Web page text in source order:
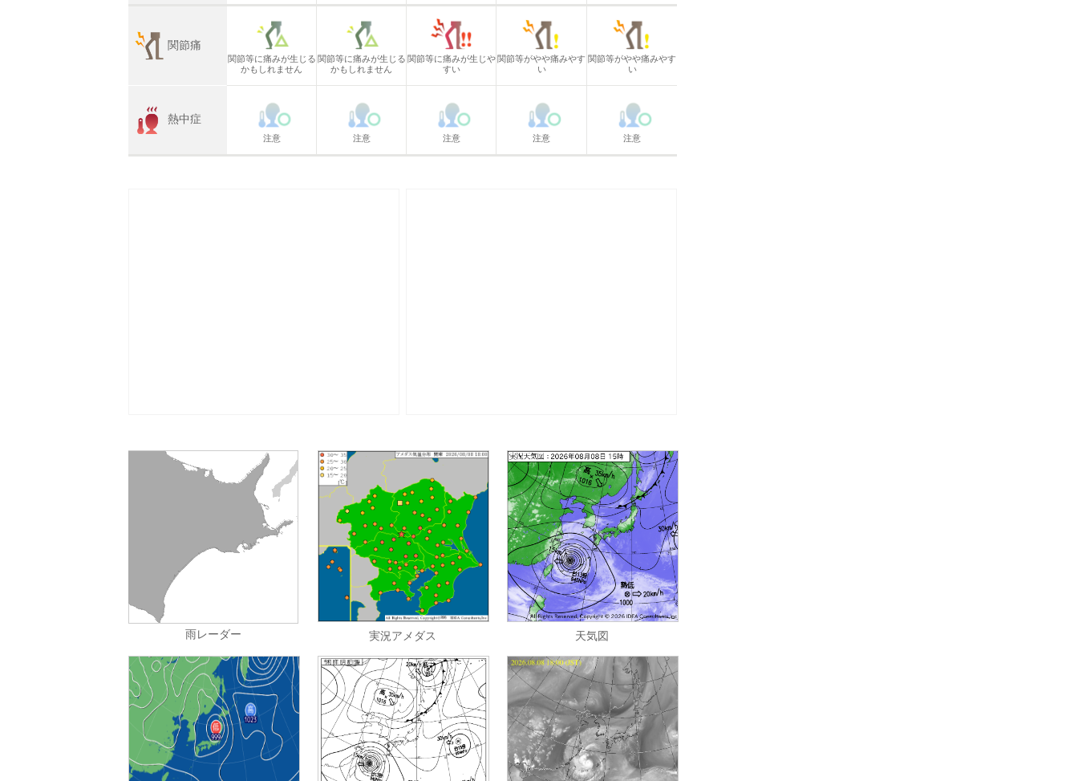
関節痛
関節等に痛みが生じる
かもしれません
関節等に痛みが生じる
かもしれません
関節等に痛みが生じや
すい
関節等がやや痛みやす
い
関節等がやや痛みやす
い
熱中症
注意 注意 注意 注意 注意
雨レーダー 実況アメダス 天気図